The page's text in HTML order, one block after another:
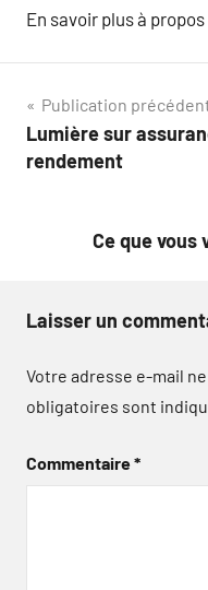
En savoir plus à propos
Navigation
de
Publication
Lumière sur
rendement
Ce que
Laisser un
Votre adresse e-mail
obligatoires sont
Commentaire*